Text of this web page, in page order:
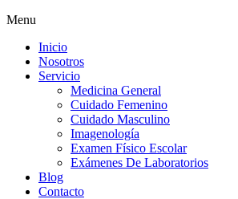
Menu
Inicio
Nosotros
Servicio
Medicina General
Cuidado Femenino
Cuidado Masculino
Imagenología
Examen Físico Escolar
Exámenes De Laboratorios
Blog
Contacto